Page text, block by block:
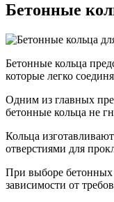
Бетонные
Бетонные кольца
которые легко
Одним из главных
бетонные кольца не
Кольца
отверстиями для
При выборе бетонных
зависимости от